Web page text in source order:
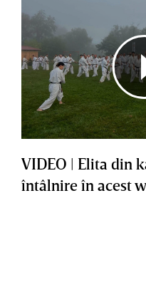
VIDEO | Elita din
întâlnire în acest